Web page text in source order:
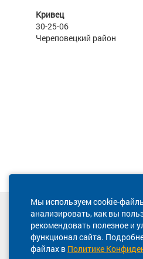
Кривец
30-25-06
Череповецкий район
Мы используем cookie-
анализировать, как вы
рекомендовать полезное и
функционал сайта.
файлах в Политике
Техническая
8 800